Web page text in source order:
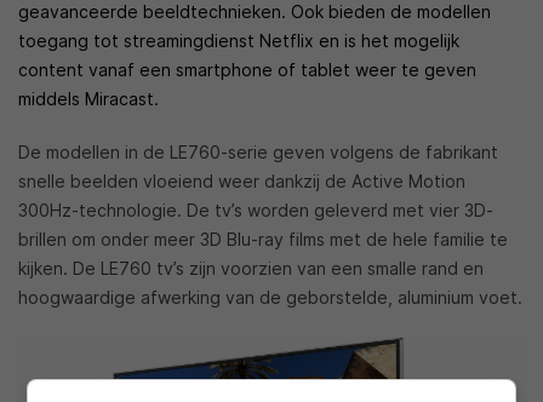
geavanceerde beeldtechnieken. Ook bieden de modellen
toegang tot streamingdienst Netflix en is het mogelijk
content vanaf een smartphone of tablet weer te geven
middels Miracast.
De modellen in de LE760-serie geven volgens de fabrikant
snelle beelden vloeiend weer dankzij de Active Motion
300Hz-technologie. De tv’s worden geleverd met vier 3D-
brillen om onder meer 3D Blu-ray films met de hele familie te
kijken. De LE760 tv’s zijn voorzien van een smalle rand en
hoogwaardige afwerking van de geborstelde, aluminium voet.